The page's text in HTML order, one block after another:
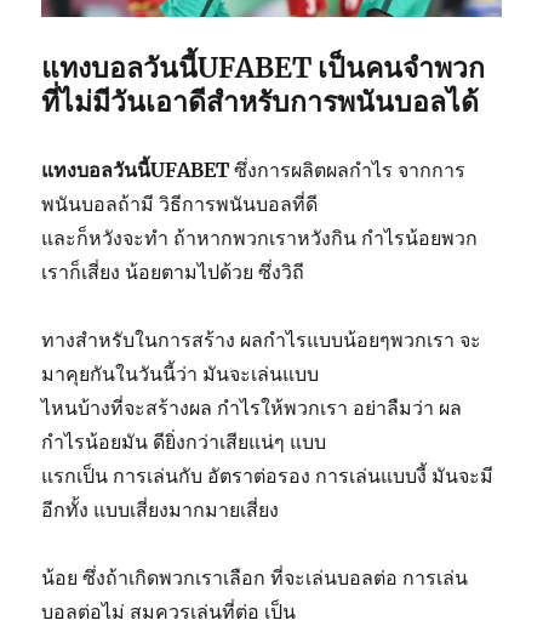
แทงบอลวันนี้UFABET เป็นคนจำพวก
ที่ไม่มีวันเอาดีสำหรับการพนันบอลได้
แทงบอลวันนี้UFABET ซึ่งการผลิตผลกำไร จากการ
พนันบอลถ้ามี วิธีการพนันบอลที่ดี
และก็หวังจะทำ ถ้าหากพวกเราหวังกิน กำไรน้อยพวก
เราก็เสี่ยง น้อยตามไปด้วย ซึ่งวิถี
ทางสำหรับในการสร้าง ผลกำไรแบบน้อยๆพวกเรา จะ
มาคุยกันในวันนี้ว่า มันจะเล่นแบบ
ไหนบ้างที่จะสร้างผล กำไรให้พวกเรา อย่าลืมว่า ผล
กำไรน้อยมัน ดียิ่งกว่าเสียแน่ๆ แบบ
แรกเป็น การเล่นกับ อัตราต่อรอง การเล่นแบบงี้ มันจะมี
อีกทั้ง แบบเสี่ยงมากมายเสี่ยง
น้อย ซึ่งถ้าเกิดพวกเราเลือก ที่จะเล่นบอลต่อ การเล่น
บอลต่อไม่ สมควรเล่นที่ต่อ เป็น